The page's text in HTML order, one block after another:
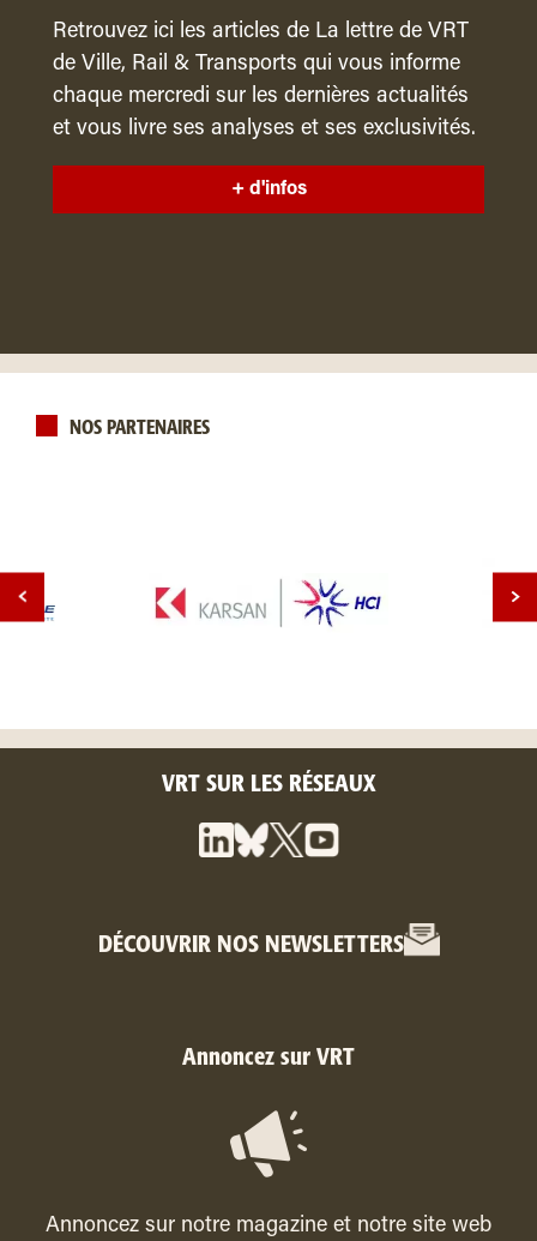
Retrouvez ici les articles de La lettre de VRT
de Ville, Rail & Transports qui vous informe
chaque mercredi sur les dernières actualités
et vous livre ses analyses et ses exclusivités.
+ d'infos
NOS PARTENAIRES
VRT SUR LES RÉSEAUX
DÉCOUVRIR NOS NEWSLETTERS
Annoncez sur VRT
Annoncez sur notre magazine et notre site web